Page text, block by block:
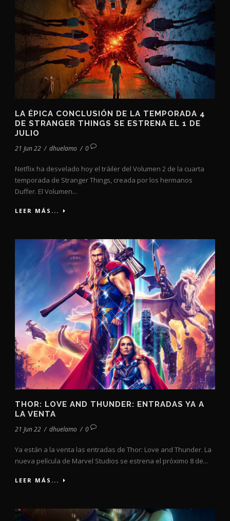
LA ÉPICA CONCLUSIÓN DE LA TEMPORADA 4
DE STRANGER THINGS SE ESTRENA EL 1 DE
JULIO
21 Jun 22 / dhuelamo / 0
Netflix ha desvelado hoy el tráiler del Volumen 2 de la cuarta
temporada de Stranger Things, creada por los hermanos
Duffer. El Volumen...
LEER MÁS...
THOR: LOVE AND THUNDER: ENTRADAS YA A
LA VENTA
21 Jun 22 / dhuelamo / 0
Ya están a la venta las entradas de Thor: Love and Thunder. La
nueva película de Marvel Studios se estrena el próximo 8 de...
LEER MÁS...